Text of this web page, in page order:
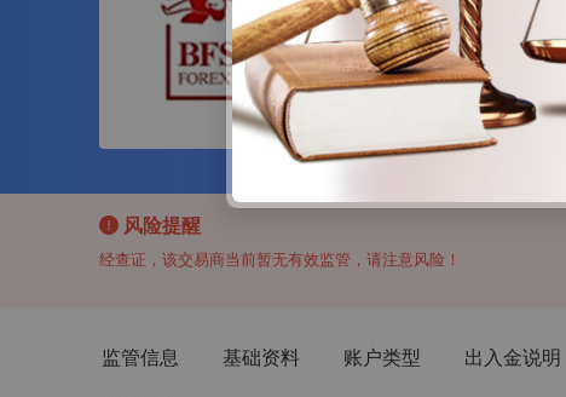
服务。BFS牛汇公
队组建而成。
风险提醒
经查证，该交易商当前暂无有效监管，请注意风险！
监管信息 基础资料 账户类型 出入金说明